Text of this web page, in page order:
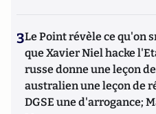
3Le Point révèle ce qu'on
que Xavier Niel hacke
russe donne une leçon
australien une leçon de
DGSE une d'arrogance;